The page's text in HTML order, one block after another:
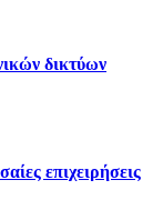
δικτύων
επιχειρήσεις